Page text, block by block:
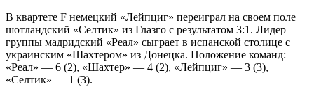
В квартете F немецкий «Лейпциг» переиграл на своем поле
шотландский «Селтик» из Глазго с результатом 3:1. Лидер
группы мадридский «Реал» сыграет в испанской столице с
украинским «Шахтером» из Донецка. Положение команд:
«Реал» — 6 (2), «Шахтер» — 4 (2), «Лейпциг» — 3 (3),
«Селтик» — 1 (3).